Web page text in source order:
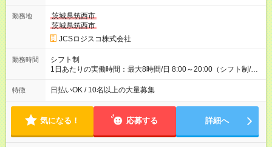
ど！ ・主要都市エリア 月収55万円／週5日稼働 月収65万~112
万円／週6日稼働 ・地方郊外エリア 月収40万円／週5日稼働 月
収40万円~50万円／週6日稼働 ＜モデルイメージ＞ ■月収50万
円 (27歳男性/江東区在住)※元建築関係 1日150個配達×25日勤務
(日休み) ■月収80万円(43歳男性/墨田区在住)※元営業 1日200個
勤務地
茨城県筑西市
茨城県筑西市
JCSロジスコ株式会社
勤務時間
シフト制
1日あたりの実働時間：最大8時間/日 8:00～20:00（シフト制/実
働8時間） ※週5日勤務（場所次第では週4も有り） ※配達状況に
よって時間外での勤務可能性有り ※案件により多少の前後あり
特徴 日払いOK / 10名以上の大量募集
気になる！ 応募する 詳細へ